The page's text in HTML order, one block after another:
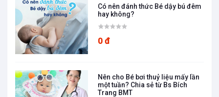
Có nên đánh thức Bé dậy bú đêm
hay không?
0 đ
Nên cho Bé bơi thuỷ liệu mấy lần
một tuần? Chia sẻ từ Bs Bích
Trang BMT